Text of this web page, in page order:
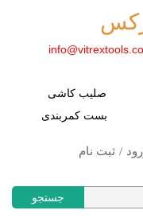
/ ثبت نام
جستجو
صلیب کاشی
​بست کمربندی